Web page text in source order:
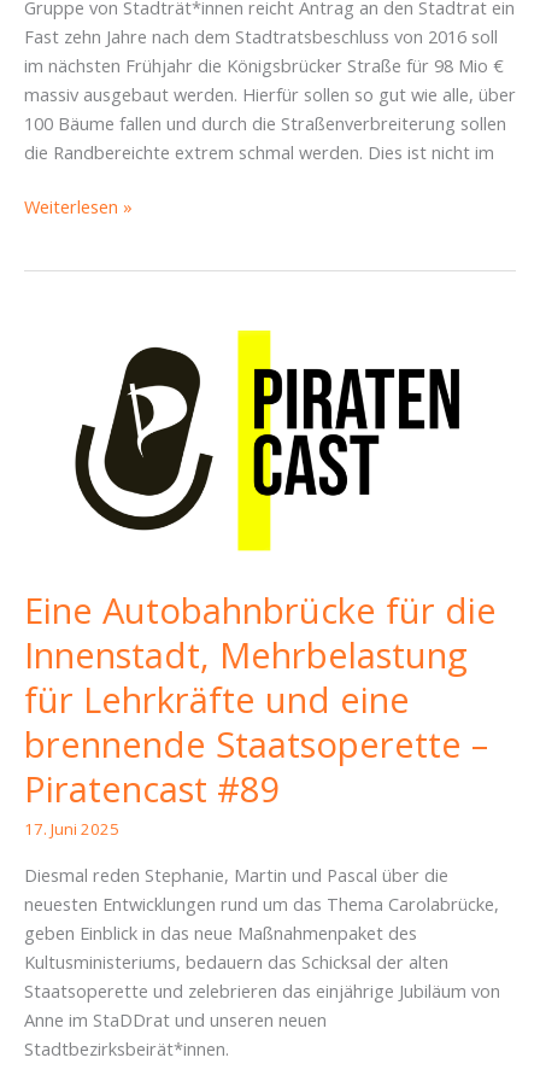
Gruppe von Stadträt*innen reicht Antrag an den Stadtrat ein
Fast zehn Jahre nach dem Stadtratsbeschluss von 2016 soll
im nächsten Frühjahr die Königsbrücker Straße für 98 Mio €
massiv ausgebaut werden. Hierfür sollen so gut wie alle, über
100 Bäume fallen und durch die Straßenverbreiterung sollen
die Randbereichte extrem schmal werden. Dies ist nicht im
Königsbrücker
Weiterlesen »
Eine Autobahnbrücke für die
Innenstadt, Mehrbelastung
für Lehrkräfte und eine
brennende Staatsoperette –
Piratencast #89
17. Juni 2025
Diesmal reden Stephanie, Martin und Pascal über die
neuesten Entwicklungen rund um das Thema Carolabrücke,
geben Einblick in das neue Maßnahmenpaket des
Kultusministeriums, bedauern das Schicksal der alten
Staatsoperette und zelebrieren das einjährige Jubiläum von
Anne im StaDDrat und unseren neuen
Stadtbezirksbeirät*innen.